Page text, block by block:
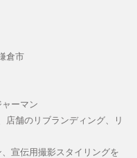
倉市
ーマン
舗のリブランディング、リ
宣伝用撮影スタイリングを